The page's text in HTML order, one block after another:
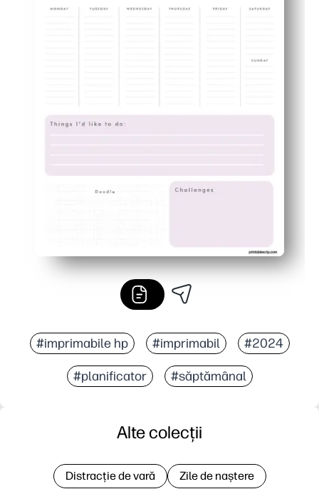
#imprimabile hp #imprimabil #2024
#planificator #săptămânal
Alte colecții
Distracție de vară Zile de naștere